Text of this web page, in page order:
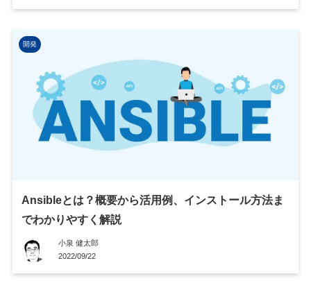
開発
Ansibleとは？概要から活用例、インストール方法ま
でわかりやすく解説
小泉 健太郎
2022/09/22